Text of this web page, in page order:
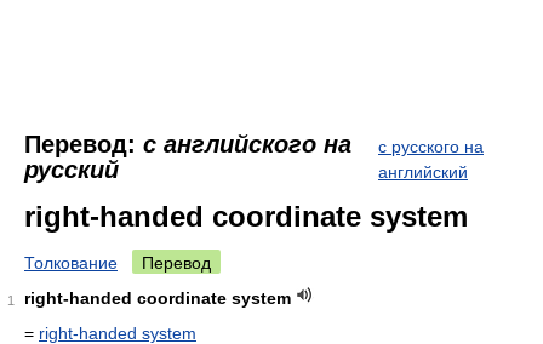
Перевод: с английского на
русский
с русского на
английский
right-handed coordinate system
Толкование Перевод
1
right-handed coordinate system
= right-handed system